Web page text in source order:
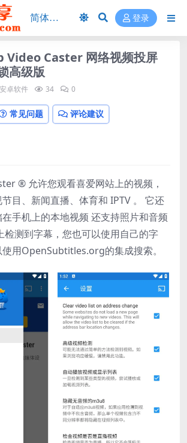
登录
Video Caster 网络视频投屏
高级版
安卓软件 34 0
常见问题 评论建议
® 允许您观看喜爱网站上的视频，
目、新闻直播、体育和 IPTV 。 它还
手机上的本地视频 还支持照片和音频
检测到字幕，您也可以使用自己的字
用OpenSubtitles.org的集成搜索。